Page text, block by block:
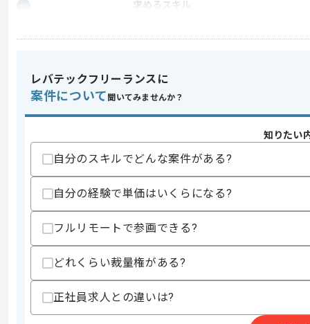
求めるスキル
・進捗と課題管理及び複雑なステーク
上記に似た経験やスキルをお持ちであれば申
精算・お支払い
精算基準時間
140時間〜180時間
その他募集要項
募集人数
作業開始日
2026/06/01
レバテックフリーランスに
案件について 聞いてみませんか？
知りたい
自分のスキルでどんな案件がある?
自分の経験で単価はいくらになる?
フルリモートで参画できる?
どれくらい裁量権がある?
正社員求人との違いは?